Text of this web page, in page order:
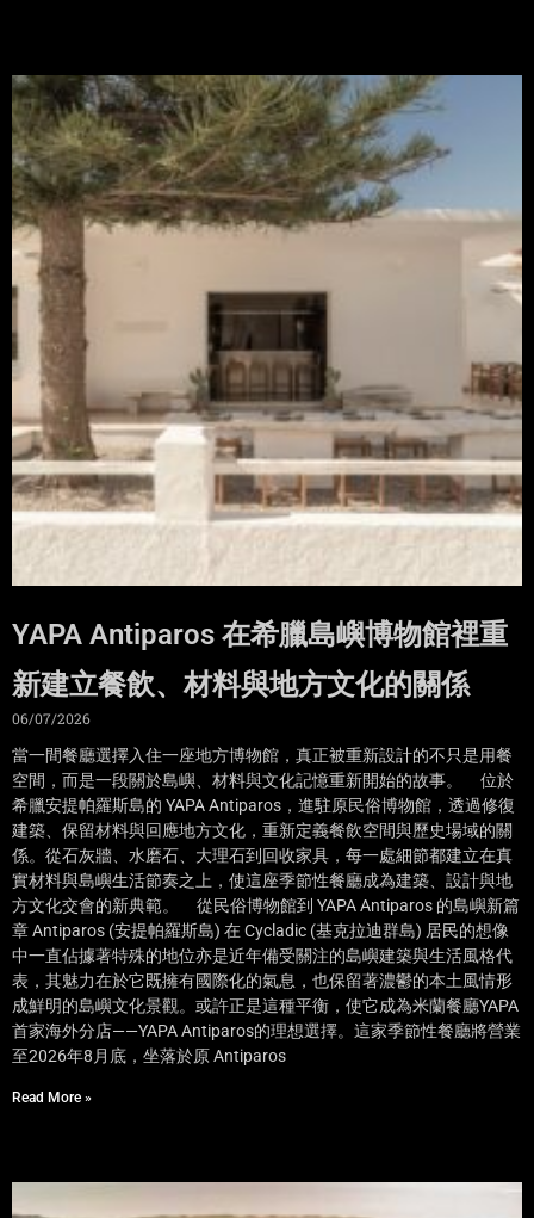
YAPA Antiparos 在希臘島嶼博物館裡重
新建立餐飲、材料與地方文化的關係
06/07/2026
當一間餐廳選擇入住一座地方博物館，真正被重新設計的不只是用餐
空間，而是一段關於島嶼、材料與文化記憶重新開始的故事。 位於
希臘安提帕羅斯島的 YAPA Antiparos，進駐原民俗博物館，透過修復
建築、保留材料與回應地方文化，重新定義餐飲空間與歷史場域的關
係。從石灰牆、水磨石、大理石到回收家具，每一處細節都建立在真
實材料與島嶼生活節奏之上，使這座季節性餐廳成為建築、設計與地
方文化交會的新典範。 從民俗博物館到 YAPA Antiparos 的島嶼新篇
章 Antiparos (安提帕羅斯島) 在 Cycladic (基克拉迪群島) 居民的想像
中一直佔據著特殊的地位亦是近年備受關注的島嶼建築與生活風格代
表，其魅力在於它既擁有國際化的氣息，也保留著濃鬱的本土風情形
成鮮明的島嶼文化景觀。或許正是這種平衡，使它成為米蘭餐廳YAPA
首家海外分店——YAPA Antiparos的理想選擇。這家季節性餐廳將營業
至2026年8月底，坐落於原 Antiparos
Read More »